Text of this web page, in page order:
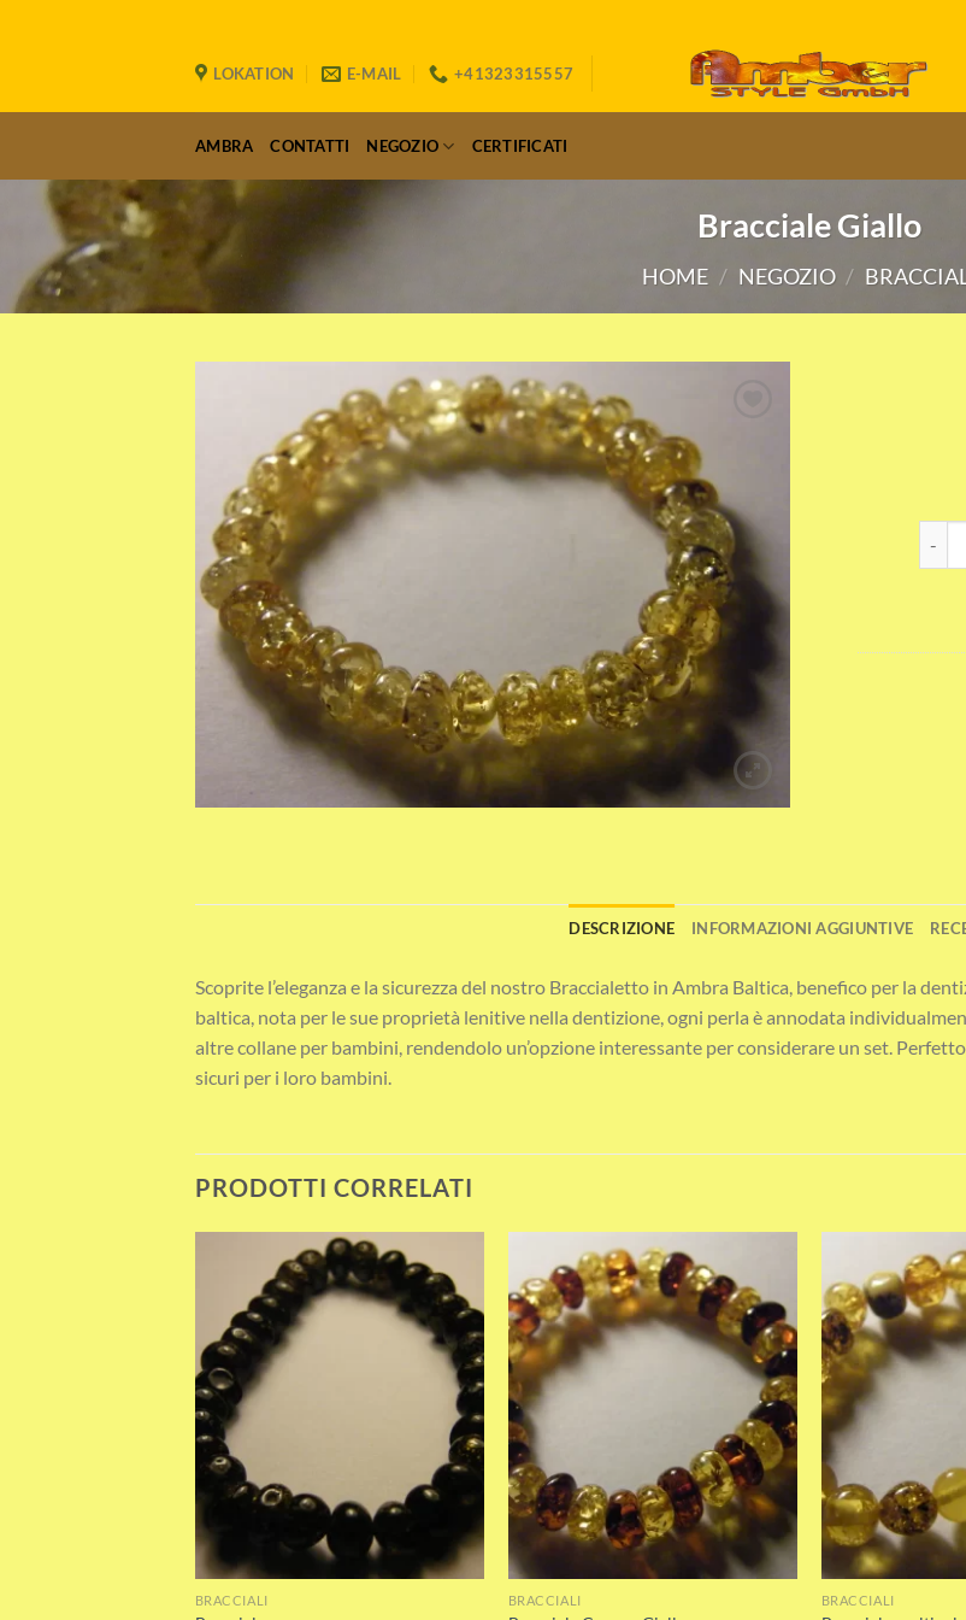
LOKATION E-MAIL +41323315557
AMBRA CONTATTI NEGOZIO CERTIFICATI
Bracciale Giallo
HOME / NEGOZIO /
DESCRIZIONE INFORMAZIONI AGGIUNTIVE
Scoprite l’eleganza e la sicurezza del nostro Braccialetto in Ambra Baltica, benefico per la
baltica, nota per le sue proprietà lenitive nella dentizione, ogni perla è annodata
altre collane per bambini, rendendolo un’opzione interessante per considerare un set.
sicuri per i loro bambini.
PRODOTTI CORRELATI
Add to wishlist
BRACCIALI
Add to wishlist
BRACCIALI BRACCIALI